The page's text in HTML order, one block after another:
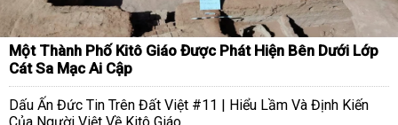
Một Thành Phố Kitô Giáo Được Phát Hiện Bên Dưới Lớp
Cát Sa Mạc Ai Cập
Dấu Ấn Đức Tin Trên Đất Việt #11 | Hiểu Lầm Và Định Kiến